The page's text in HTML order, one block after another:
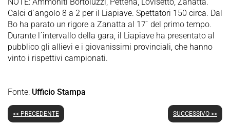
NOTE: Ammoniti Bortoluzzi, Pettenà, Lovisetto, Zanatta.
Calci d´angolo 8 a 2 per il Liapiave. Spettatori 150 circa. Dal
Bo ha parato un rigore a Zanatta al 17´ del primo tempo.
Durante l´intervallo della gara, il Liapiave ha presentato al
pubblico gli allievi e i giovanissimi provinciali, che hanno
vinto i rispettivi campionati.
Fonte: Ufficio Stampa
<< PRECEDENTE SUCCESSIVO >>